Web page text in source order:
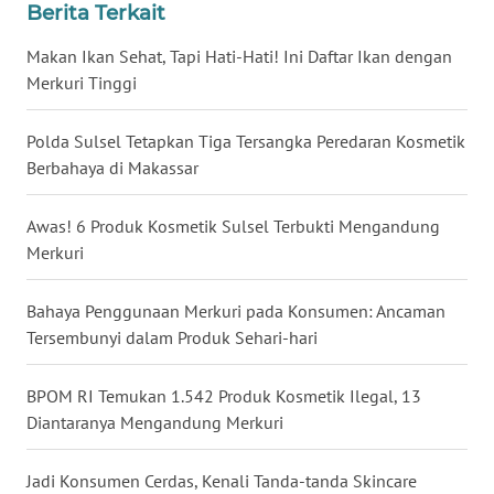
Berita Terkait
Makan Ikan Sehat, Tapi Hati-Hati! Ini Daftar Ikan dengan
Merkuri Tinggi
Polda Sulsel Tetapkan Tiga Tersangka Peredaran Kosmetik
Berbahaya di Makassar
Awas! 6 Produk Kosmetik Sulsel Terbukti Mengandung
Merkuri
Bahaya Penggunaan Merkuri pada Konsumen: Ancaman
Tersembunyi dalam Produk Sehari-hari
BPOM RI Temukan 1.542 Produk Kosmetik Ilegal, 13
Diantaranya Mengandung Merkuri
Jadi Konsumen Cerdas, Kenali Tanda-tanda Skincare
BABEL
WN
SUMBAR
WN
SUMSEL
WN